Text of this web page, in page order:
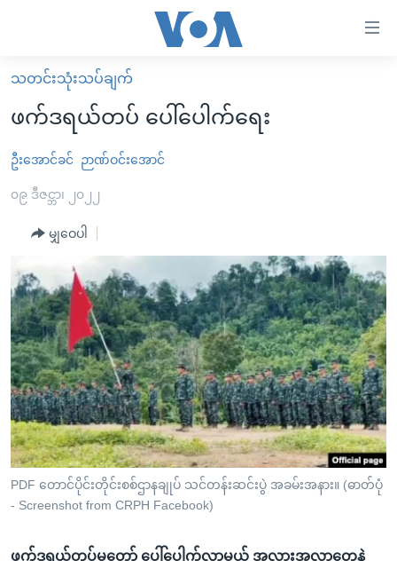
လွယ်ကူ
စေ
Link
များ
ကျော်
ကြည့်
ရန်
ပင်မ
အ
ညွန်း
စာမျက်နှာ
ကျော်
မူလစာမျက်နှာ
မြန်မာ
ကမ္ဘာ့သတင်းများ
နိုင်ငံတကာ
အစ္စရေး-ပါလက်စတိုင်း
ဗွီဒီယို
ရပ်ဝန်းတခု လမ်းတခု အလွန်
အင်္ဂလိပ်စာလေ့လာမယ်
အမေရိကန်သုံးအီဒီယံ
မကြေးမုံရဲ့ အင်္ဂလိပ်စာ
ရုပ်ရှင်ထဲက အင်္ဂလိပ်စာ
သုတပဒေသာ အင်္ဂလိပ်စာ
အပတ်စဉ်ကဏ္ဍများ
ရေဒီယို
တီဗွီ
ရေဒီယိုနှင့်ရုပ်သံ အချက်အလက်များ
ရေဒီယို/တီဗွီအစီအစဉ်
Learning English
ဗွီအိုအေ လူမှုကွန်ယက်များ
သတင်းသုံးသပ်ချက်
ဖက်ဒရယ်တပ် ပေါ်ပေါက်ရေး
ဦးအောင်ခင် ဉာဏ်ဝင်းအောင်
၀၉ ဒီဇင္ဘာ၊ ၂၀၂၂
မျှဝေပါ
PDF တောင်ပိုင်းတိုင်းစစ်ဌာနချုပ် သင်တန်းဆင်းပွဲ အခမ်းအနား။ (ဓာတ်ပုံ
- Screenshot from CRPH Facebook)
ဖက်ဒရယ်တပ်မတော် ပေါ်ပေါက်လာမယ့် အလားအလာတွေနဲ့